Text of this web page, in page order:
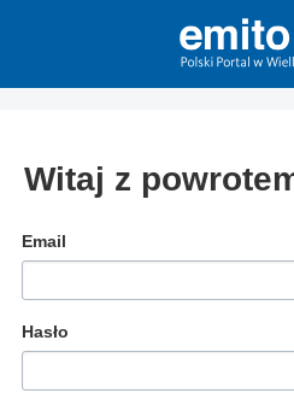
Witaj z
Email
Hasło